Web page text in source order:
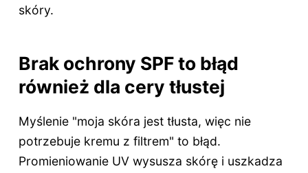
skóry.
Brak ochrony SPF to błąd
również dla cery tłustej
Myślenie "moja skóra jest tłusta, więc nie
potrzebuje kremu z filtrem" to błąd.
Promieniowanie UV wysusza skórę i uszkadza